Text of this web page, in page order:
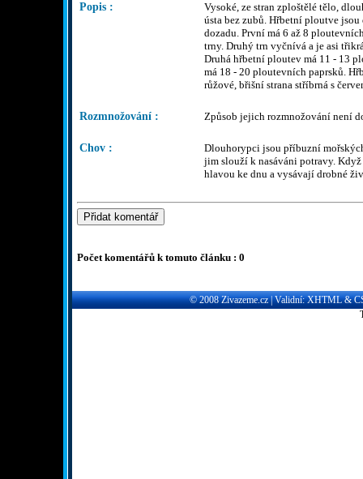
Popis :
Vysoké, ze stran zploštělé tělo,
ústa bez zubů. Hřbetní ploutve
dozadu. První má 6 až 8
trny. Druhý trn vyčnívá a je asi
Druhá hřbetní ploutev má 11 - 13
má 18 - 20 ploutevních paprsků.
růžové, břišní strana stříbrná s
Rozmnožování : Způsob jejich rozmnožování není
Chov :
Dlouhorypci jsou příbuzní
jim slouží k nasáváni potravy.
hlavou ke dnu a vysávají drobné
Počet komentářů k tomuto článku : 0
© 2008Zivazeme.cz| Validní:XHTML&